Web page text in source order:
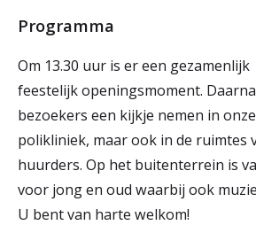
Programma
Om 13.30 uur is er een gezamenlijk
feestelijk openingsmoment.
bezoekers een kijkje nemen in
polikliniek, maar ook in de ruimtes
huurders. Op het buitenterrein is
voor jong en oud waarbij ook
U bent van harte welkom!